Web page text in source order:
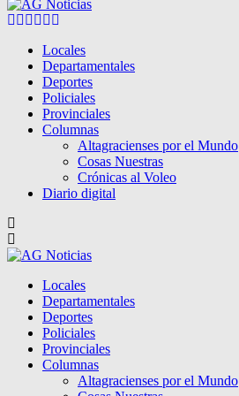
Facebook
Twitter
Instagram
Pinterest
Google
Locales
Departamentales
Deportes
Policiales
Provinciales
Columnas
Altagracienses por el Mundo
Cosas Nuestras
Crónicas al Voleo
Diario digital
Locales
Departamentales
Deportes
Policiales
Provinciales
Columnas
Altagracienses por el Mundo